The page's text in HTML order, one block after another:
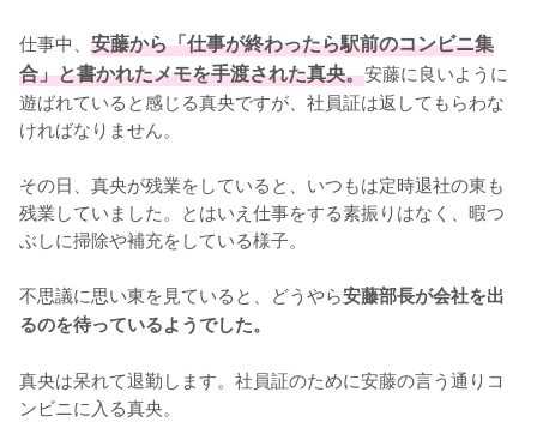
仕事中、 安藤から「仕事が終わったら駅前のコンビニ集
合」と書かれたメモを手渡された真央。安藤に良いように
遊ばれていると感じる真央ですが、社員証は返してもらわな
ければなりません。
その日、真央が残業をしていると、いつもは定時退社の東も
残業していました。とはいえ仕事をする素振りはなく、暇つ
ぶしに掃除や補充をしている様子。
不思議に思い東を見ていると、どうやら安藤部長が会社を出
るのを待っているようでした。
真央は呆れて退勤します。社員証のために安藤の言う通りコ
ンビニに入る真央。